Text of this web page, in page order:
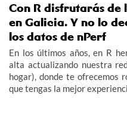
Con R disfrutarás
en Galicia. Y no lo
los datos de nPerf
En los últimos años, en R
alta actualizando nuestra
hogar), donde te ofrecemos
que tengas la mejor